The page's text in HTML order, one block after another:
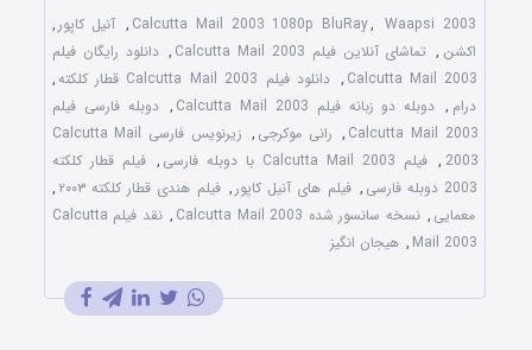
Calcutta Mail 2003 1080p BluRay, Waapsi 2003
, آنیل کاپور ,
اکشن , تماشای آنلاین فیلم Calcutta Mail 2003 , دانلود رایگان فیلم
Calcutta Mail 2003
, دانلود فیلم Calcutta Mail 2003 قطار کلکته
,
درام , دوبله دو زبانه فیلم Calcutta Mail 2003 , دوبله فارسی فیلم
Calcutta Mail 2003
, رانی موکرجی ,
زیرنویس فارسی Calcutta Mail
2003
, فیلم Calcutta Mail 2003 با دوبله فارسی , فیلم قطار کلکته
2003 دوبله فارسی
, فیلم های آنیل کاپور , فیلم هندی قطار کلکته ۲۰۰۳
,
معمایی , نسخه سانسور شده Calcutta Mail 2003 ,
نقد فیلم Calcutta
Mail 2003
, هیجان انگیز